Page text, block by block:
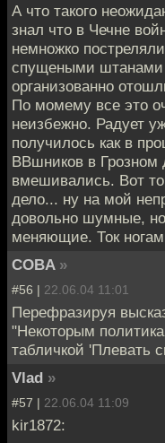
А что такого
знал что в Чечне
немножко
спущеными
организованно
По момему все это
неизбежно. Радует
получилось как в
ВВшников в Грозном
вмешивались. Вот
дело... ну на мой
довольно шумные, но
меняющие. Ток
COBA »
#56 | 22.06.04 11:01
Перефразируя
"Некоторым
табличкой 'Плевать
Vlad »
#57 | 22.06.04 11:09
kir1872: